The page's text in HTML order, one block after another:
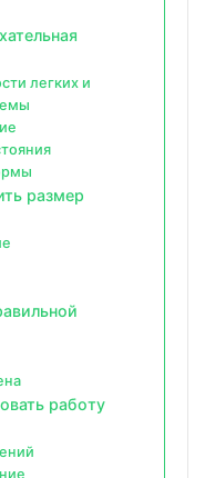
легких и
размер
работу